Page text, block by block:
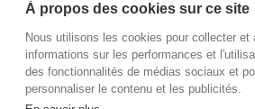
À propos des cookies sur ce site
Nous utilisons les cookies pour collecter et
informations sur les performances et
des fonctionnalités de médias sociaux et
personnaliser le contenu et les publicités.